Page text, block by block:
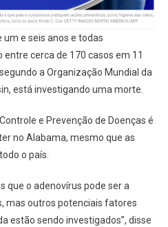
e seis anos e todas
cerca de 170 casos em 11
a Organização Mundial da
está investigando uma morte.
e Prevenção de Doenças é
no Alabama, mesmo que as
o país.
que o adenovírus pode ser a
mas outros potenciais fatores
estão sendo investigados”, disse